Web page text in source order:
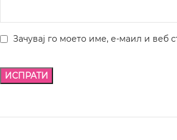
Зачувај го моето име, е-маил и веб